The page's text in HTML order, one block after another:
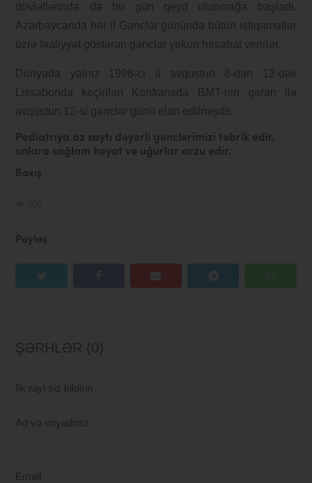
Baxış
Paylaş
dövlətlərində də bu gün qeyd olunmağa başladı.
Azərbaycanda hər il Gənclər günündə bütün istiqamətlər
üzrə fəaliyyət göstərən gənclər yekun hesabat verirlər.
Dünyada yalnız 1998-ci il avqustun 8-dən 12-dək
Lissabonda keçirilən Konfransda BMT-nin qərarı ilə
avqustun 12-si gənclər günü elan edilmişdir.
Pediatriya.az saytı dəyərli gənclərimizi təbrik edir,
onlara sağlam həyat və uğurlar arzu edir.
ŞƏRHLƏR (0)
İlk rəyi siz bildirin
Ad və soyadınız
Email